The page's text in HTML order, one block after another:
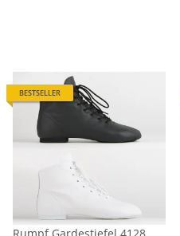
BESTSELLER